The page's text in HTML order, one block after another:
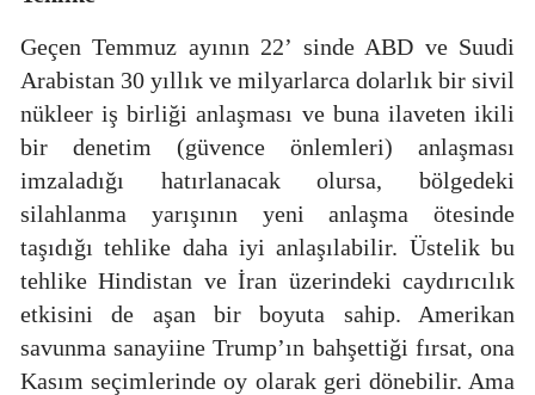
Geçen Temmuz ayının 22’ sinde ABD ve Suudi
Arabistan 30 yıllık ve milyarlarca dolarlık bir sivil
nükleer iş birliği anlaşması ve buna ilaveten ikili
bir denetim (güvence önlemleri) anlaşması
imzaladığı hatırlanacak olursa, bölgedeki
silahlanma yarışının yeni anlaşma ötesinde
taşıdığı tehlike daha iyi anlaşılabilir. Üstelik bu
tehlike Hindistan ve İran üzerindeki caydırıcılık
etkisini de aşan bir boyuta sahip. Amerikan
savunma sanayiine Trump’ın bahşettiği fırsat, ona
Kasım seçimlerinde oy olarak geri dönebilir. Ama